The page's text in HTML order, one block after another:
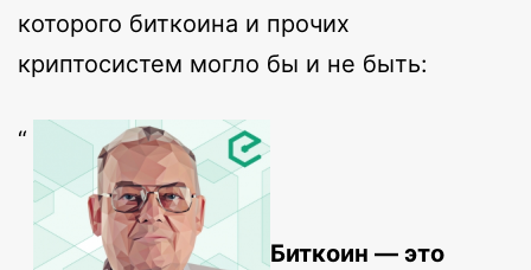
которого биткоина и прочих
криптосистем могло бы и не быть:
Биткоин — это